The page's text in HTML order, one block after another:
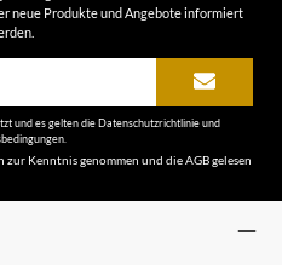
neue Produkte und Angebote informiert
und es gelten dieDatenschutzrichtlinieund
zur Kenntnis genommen und dieAGBgelesen